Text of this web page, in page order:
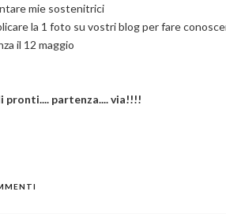
mie sostenitrici
la 1 foto su vostri blog per fare
il 12 maggio
pronti.... partenza.... via!!!!